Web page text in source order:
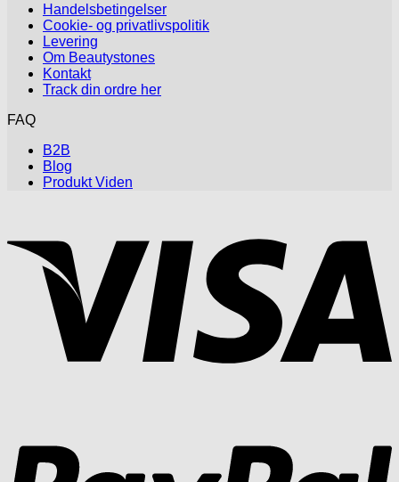
Handelsbetingelser
Cookie- og privatlivspolitik
Levering
Om Beautystones
Kontakt
Track din ordre her
FAQ
B2B
Blog
Produkt Viden